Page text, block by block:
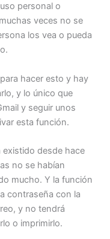
personal o
veces no se
los vea o pueda
hacer esto y hay
y lo único que
y seguir unos
esta función.
existido desde hace
no se habían
mucho. Y la función
contraseña con la
y no tendrá
o imprimirlo.